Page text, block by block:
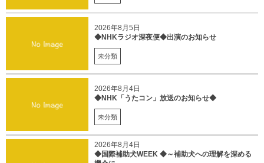
2026年8月5日
◆NHKラジオ深夜便◆出演のお知らせ
未分類
2026年8月4日
◆NHK「うたコン」放送のお知らせ◆
未分類
2026年8月4日
◆国際補助犬WEEK ◆～補助犬への理解を深める